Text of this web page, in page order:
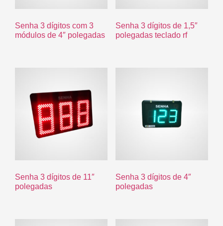
Senha 3 dígitos com 3
módulos de 4″ polegadas
Senha 3 dígitos de 1,5″
polegadas teclado rf
Senha 3 dígitos de 11″
polegadas
Senha 3 dígitos de 4″
polegadas